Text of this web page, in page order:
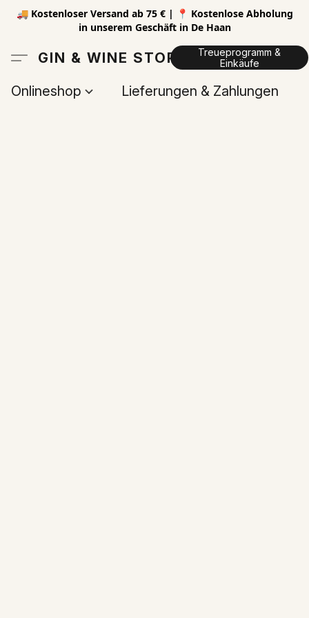
🚚 Kostenloser Versand ab 75 € | 📍 Kostenlose Abholung
in unserem Geschäft in De Haan
GIN & WINE STORE
Treueprogramm &
Einkäufe
Onlineshop Lieferungen & Zahlungen